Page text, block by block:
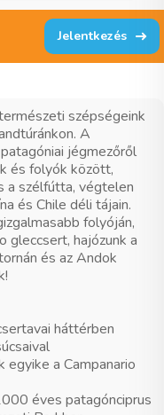
Jelentkezés
szépségeink
A
jégmezőről
és folyók között,
a szélfútta, végtelen
és Chile déli tájain.
folyóján,
gleccsert, hajózunk a
és az Andok
háttérben
egyike a Campanario
éves patagónciprus